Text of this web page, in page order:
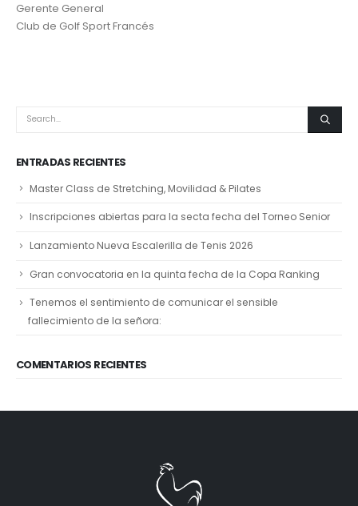
Gerente General
Club de Golf Sport Francés
ENTRADAS RECIENTES
Master Class de Stretching, Movilidad & Pilates
Inscripciones abiertas para la secta fecha del Torneo Senior
Lanzamiento Nueva Escalerilla de Tenis 2026
Gran convocatoria en la quinta fecha de la Copa Ranking
Tenemos el sentimiento de comunicar el sensible
fallecimiento de la señora:
COMENTARIOS RECIENTES